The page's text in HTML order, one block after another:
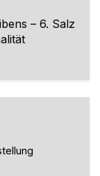
– 6. Salz